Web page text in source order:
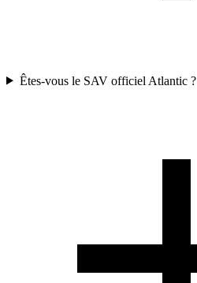
Êtes-vous le SAV officiel Atlantic ?